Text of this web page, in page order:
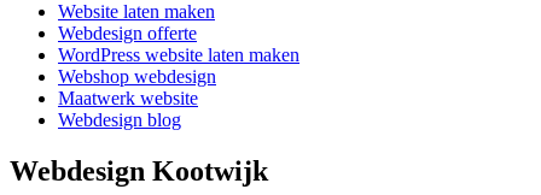
Website laten maken
Webdesign offerte
WordPress website laten maken
Webshop webdesign
Maatwerk website
Webdesign blog
Webdesign Kootwijk